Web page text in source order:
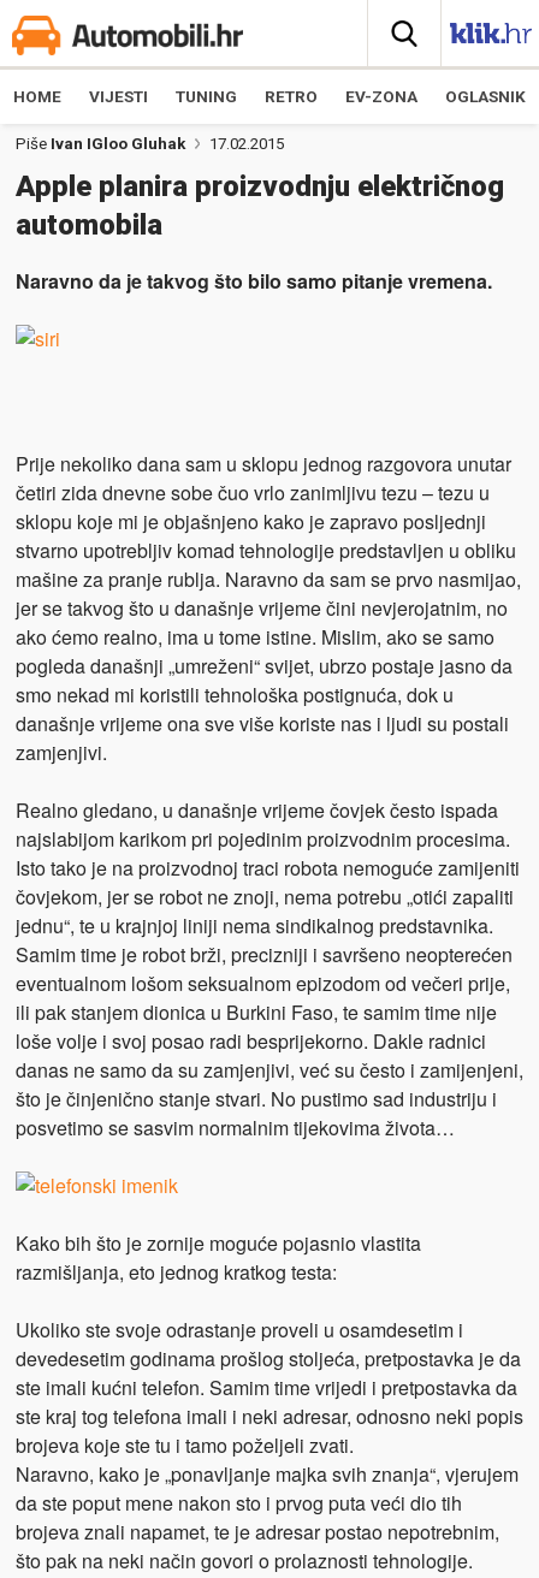
HOME VIJESTI TUNING RETRO EV-ZONA OGLASNIK
Piše Ivan IGloo Gluhak 17.02.2015
Apple planira proizvodnju električnog
automobila
Naravno da je takvog što bilo samo pitanje vremena.
Prije nekoliko dana sam u sklopu jednog razgovora unutar
četiri zida dnevne sobe čuo vrlo zanimljivu tezu – tezu u
sklopu koje mi je objašnjeno kako je zapravo posljednji
stvarno upotrebljiv komad tehnologije predstavljen u obliku
mašine za pranje rublja. Naravno da sam se prvo nasmijao,
jer se takvog što u današnje vrijeme čini nevjerojatnim, no
ako ćemo realno, ima u tome istine. Mislim, ako se samo
pogleda današnji „umreženi“ svijet, ubrzo postaje jasno da
smo nekad mi koristili tehnološka postignuća, dok u
današnje vrijeme ona sve više koriste nas i ljudi su postali
zamjenjivi.
Realno gledano, u današnje vrijeme čovjek često ispada
najslabijom karikom pri pojedinim proizvodnim procesima.
Isto tako je na proizvodnoj traci robota nemoguće zamijeniti
čovjekom, jer se robot ne znoji, nema potrebu „otići zapaliti
jednu“, te u krajnjoj liniji nema sindikalnog predstavnika.
Samim time je robot brži, precizniji i savršeno neopterećen
eventualnom lošom seksualnom epizodom od večeri prije,
ili pak stanjem dionica u Burkini Faso, te samim time nije
loše volje i svoj posao radi besprijekorno. Dakle radnici
danas ne samo da su zamjenjivi, već su često i zamijenjeni,
što je činjenično stanje stvari. No pustimo sad industriju i
posvetimo se sasvim normalnim tijekovima života…
Kako bih što je zornije moguće pojasnio vlastita
razmišljanja, eto jednog kratkog testa:
Ukoliko ste svoje odrastanje proveli u osamdesetim i
devedesetim godinama prošlog stoljeća, pretpostavka je da
ste imali kućni telefon. Samim time vrijedi i pretpostavka da
ste kraj tog telefona imali i neki adresar, odnosno neki popis
brojeva koje ste tu i tamo poželjeli zvati.
Naravno, kako je „ponavljanje majka svih znanja“, vjerujem
da ste poput mene nakon sto i prvog puta veći dio tih
brojeva znali napamet, te je adresar postao nepotrebnim,
što pak na neki način govori o prolaznosti tehnologije.